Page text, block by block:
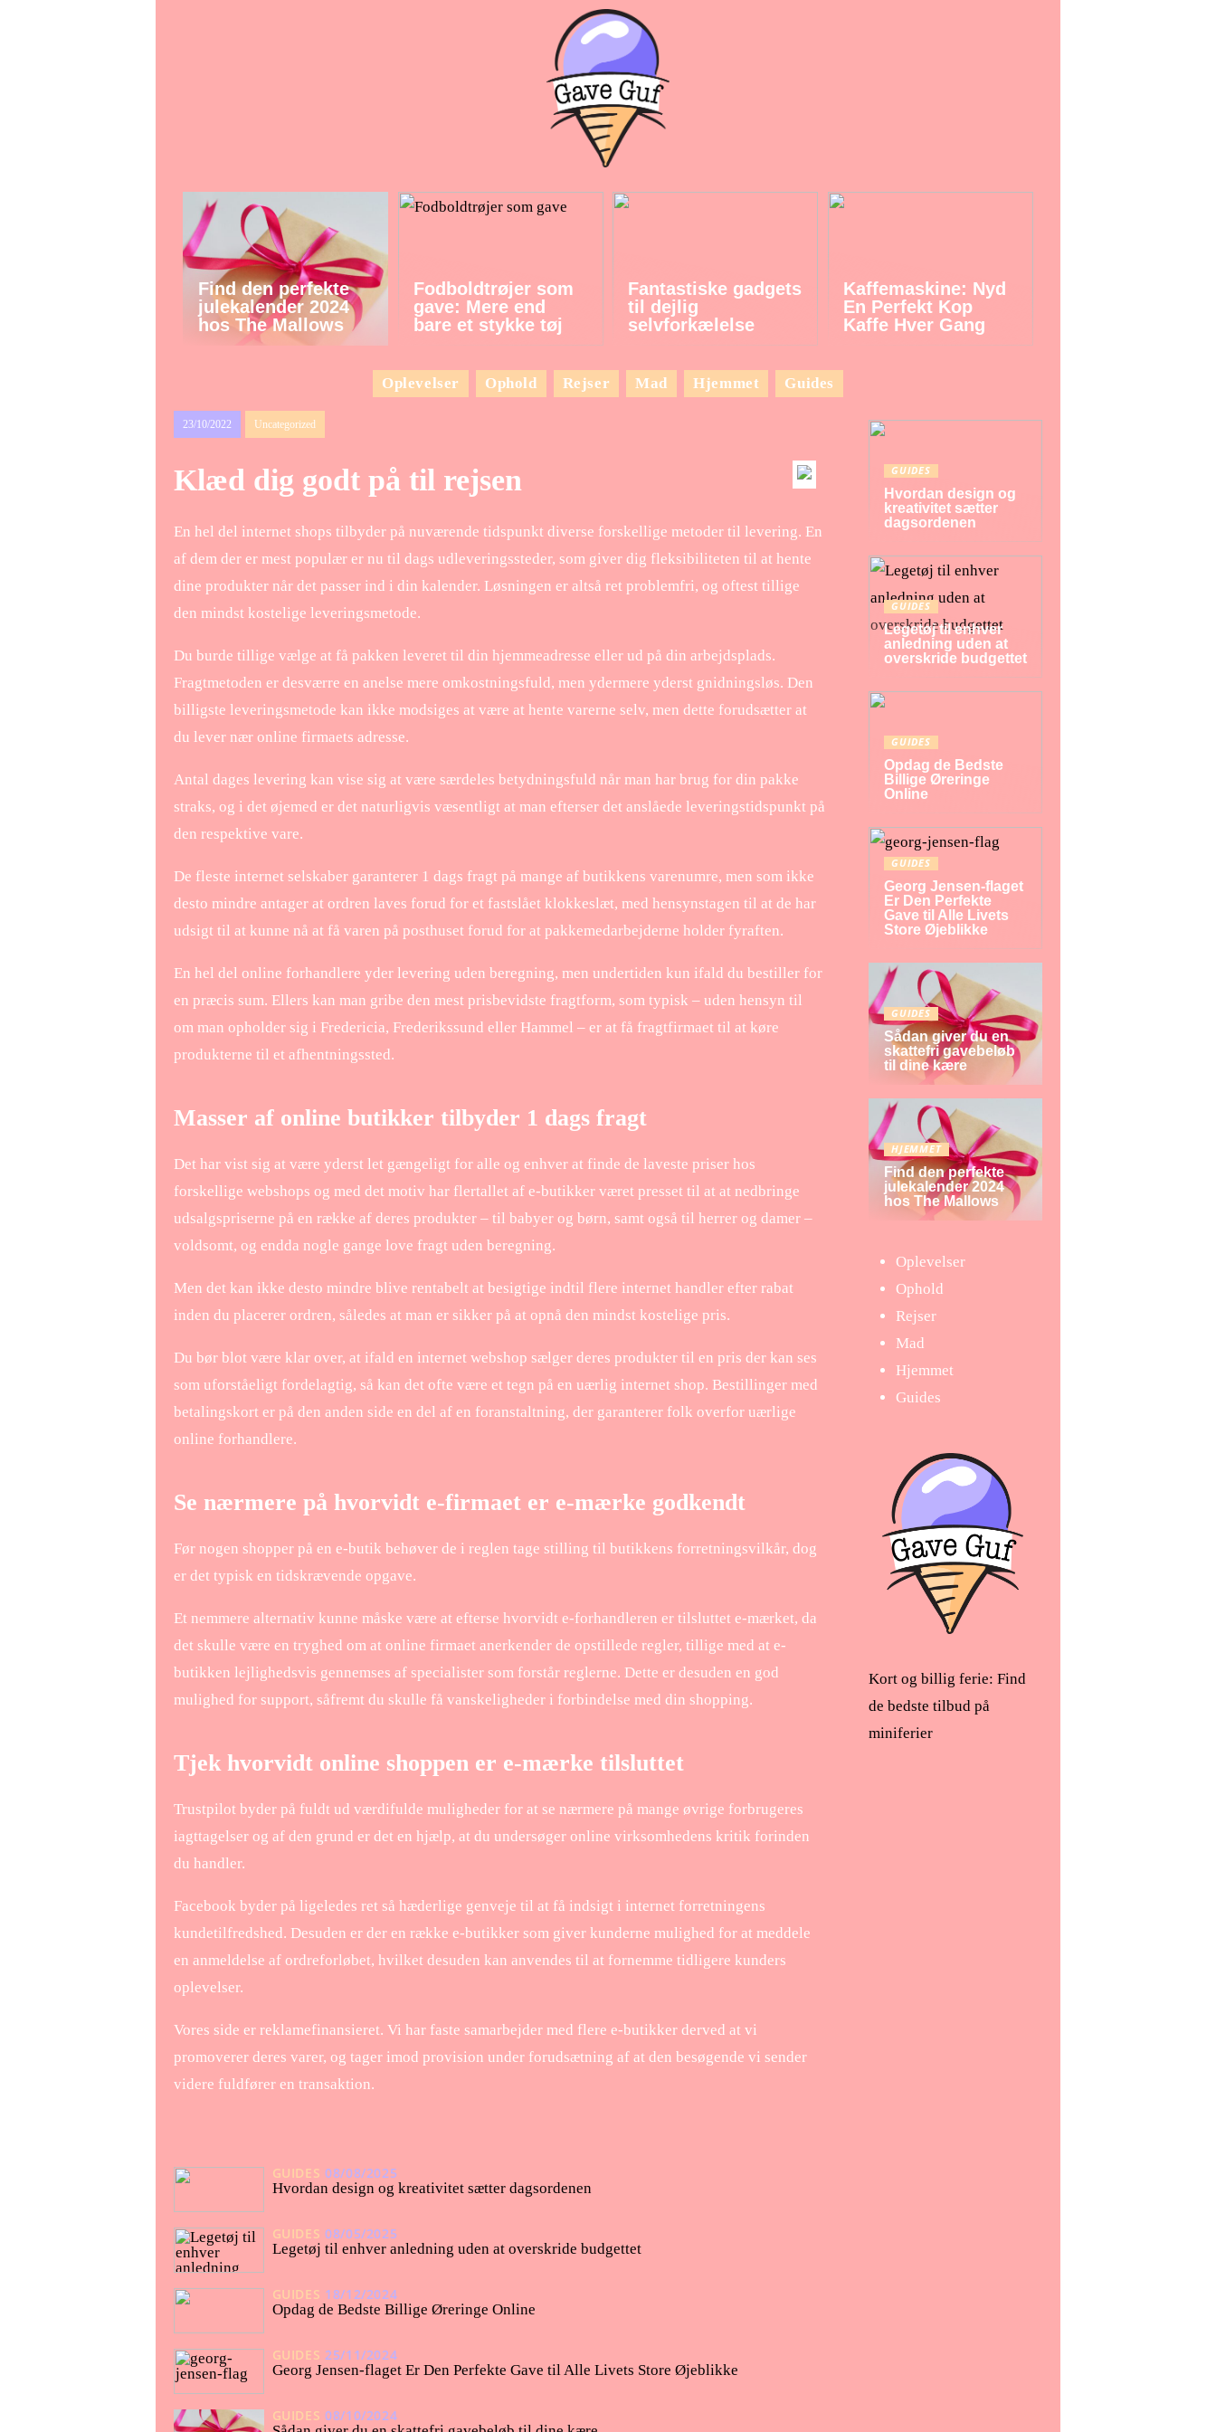
Find den perfekte
julekalender 2024
hos The Mallows
Fodboldtrøjer som
gave: Mere end
bare et stykke tøj
Fantastiske gadgets
til dejlig
selvforkælelse
Kaffemaskine: Nyd
En Perfekt Kop
Kaffe Hver Gang
Oplevelser Ophold Rejser Mad Hjemmet Guides
23/10/2022 Uncategorized
Klæd dig godt på til rejsen
En hel del internet shops tilbyder på nuværende tidspunkt diverse forskellige metoder til levering. En
af dem der er mest populær er nu til dags udleveringssteder, som giver dig fleksibiliteten til at hente
dine produkter når det passer ind i din kalender. Løsningen er altså ret problemfri, og oftest tillige
den mindst kostelige leveringsmetode.
Du burde tillige vælge at få pakken leveret til din hjemmeadresse eller ud på din arbejdsplads.
Fragtmetoden er desværre en anelse mere omkostningsfuld, men ydermere yderst gnidningsløs. Den
billigste leveringsmetode kan ikke modsiges at være at hente varerne selv, men dette forudsætter at
du lever nær online firmaets adresse.
Antal dages levering kan vise sig at være særdeles betydningsfuld når man har brug for din pakke
straks, og i det øjemed er det naturligvis væsentligt at man efterser det anslåede leveringstidspunkt på
den respektive vare.
De fleste internet selskaber garanterer 1 dags fragt på mange af butikkens varenumre, men som ikke
desto mindre antager at ordren laves forud for et fastslået klokkeslæt, med hensynstagen til at de har
udsigt til at kunne nå at få varen på posthuset forud for at pakkemedarbejderne holder fyraften.
En hel del online forhandlere yder levering uden beregning, men undertiden kun ifald du bestiller for
en præcis sum. Ellers kan man gribe den mest prisbevidste fragtform, som typisk – uden hensyn til
om man opholder sig i Fredericia, Frederikssund eller Hammel – er at få fragtfirmaet til at køre
produkterne til et afhentningssted.
Masser af online butikker tilbyder 1 dags fragt
Det har vist sig at være yderst let gængeligt for alle og enhver at finde de laveste priser hos
forskellige webshops og med det motiv har flertallet af e-butikker været presset til at at nedbringe
udsalgspriserne på en række af deres produkter – til babyer og børn, samt også til herrer og damer –
voldsomt, og endda nogle gange love fragt uden beregning.
Men det kan ikke desto mindre blive rentabelt at besigtige indtil flere internet handler efter rabat
inden du placerer ordren, således at man er sikker på at opnå den mindst kostelige pris.
Du bør blot være klar over, at ifald en internet webshop sælger deres produkter til en pris der kan ses
som uforståeligt fordelagtig, så kan det ofte være et tegn på en uærlig internet shop. Bestillinger med
betalingskort er på den anden side en del af en foranstaltning, der garanterer folk overfor uærlige
online forhandlere.
Se nærmere på hvorvidt e-firmaet er e-mærke godkendt
Før nogen shopper på en e-butik behøver de i reglen tage stilling til butikkens forretningsvilkår, dog
er det typisk en tidskrævende opgave.
Et nemmere alternativ kunne måske være at efterse hvorvidt e-forhandleren er tilsluttet e-mærket, da
det skulle være en tryghed om at online firmaet anerkender de opstillede regler, tillige med at e-
butikken lejlighedsvis gennemses af specialister som forstår reglerne. Dette er desuden en god
mulighed for support, såfremt du skulle få vanskeligheder i forbindelse med din shopping.
Tjek hvorvidt online shoppen er e-mærke tilsluttet
Trustpilot byder på fuldt ud værdifulde muligheder for at se nærmere på mange øvrige forbrugeres
iagttagelser og af den grund er det en hjælp, at du undersøger online virksomhedens kritik forinden
du handler.
Facebook byder på ligeledes ret så hæderlige genveje til at få indsigt i internet forretningens
kundetilfredshed. Desuden er der en række e-butikker som giver kunderne mulighed for at meddele
en anmeldelse af ordreforløbet, hvilket desuden kan anvendes til at fornemme tidligere kunders
oplevelser.
Vores side er reklamefinansieret. Vi har faste samarbejder med flere e-butikker derved at vi
promoverer deres varer, og tager imod provision under forudsætning af at den besøgende vi sender
videre fuldfører en transaktion.
GUIDES 08/08/2025
Hvordan design og kreativitet sætter dagsordenen
GUIDES 08/05/2025
Legetøj til enhver anledning uden at overskride budgettet
GUIDES 18/12/2024
Opdag de Bedste Billige Øreringe Online
GUIDES 25/11/2024
Georg Jensen-flaget Er Den Perfekte Gave til Alle Livets Store Øjeblikke
GUIDES 08/10/2024
GUIDES
Hvordan design og
kreativitet sætter
dagsordenen
GUIDES
Legetøj til enhver
anledning uden at
overskride budgettet
GUIDES
Opdag de Bedste
Billige Øreringe
Online
GUIDES
Georg Jensen-flaget
Er Den Perfekte
Gave til Alle Livets
Store Øjeblikke
GUIDES
Sådan giver du en
skattefri gavebeløb
til dine kære
HJEMMET
Find den perfekte
julekalender 2024
hos The Mallows
Oplevelser
Ophold
Rejser
Mad
Hjemmet
Guides
Kort og billig ferie: Find
de bedste tilbud på
miniferier